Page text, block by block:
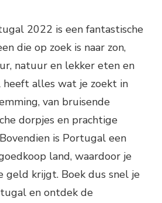
2022 is een fantastische
die op zoek is naar zon,
natuur en lekker eten en
alles wat je zoekt in
van bruisende
dorpjes en prachtige
is Portugal een
land, waardoor je
geld krijgt. Boek dus snel je
en ontdek de